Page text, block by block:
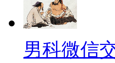
男科微信